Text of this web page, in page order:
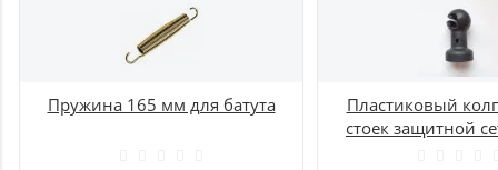
Пружина 165 мм для батута
Пластиковый
стоек защитной